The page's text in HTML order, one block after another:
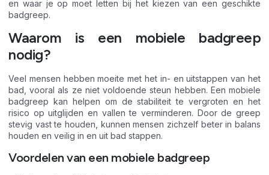
en waar je op moet letten bij het kiezen van een geschikte
badgreep.
Waarom is een mobiele badgreep
nodig?
Veel mensen hebben moeite met het in- en uitstappen van het
bad, vooral als ze niet voldoende steun hebben. Een mobiele
badgreep kan helpen om de stabiliteit te vergroten en het
risico op uitglijden en vallen te verminderen. Door de greep
stevig vast te houden, kunnen mensen zichzelf beter in balans
houden en veilig in en uit bad stappen.
Voordelen van een mobiele badgreep